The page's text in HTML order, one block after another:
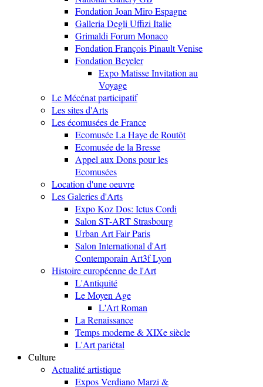
Fondation Joan Miro Espagne
Galleria Degli Uffizi Italie
Grimaldi Forum Monaco
Fondation François Pinault Venise
Fondation Beyeler
Expo Matisse Invitation au
Voyage
Le Mécénat participatif
Les sites d'Arts
Les écomusées de France
Ecomusée La Haye de Routôt
Ecomusée de la Bresse
Appel aux Dons pour les
Ecomusées
Location d'une oeuvre
Les Galeries d'Arts
Expo Koz Dos: Ictus Cordi
Salon ST-ART Strasbourg
Urban Art Fair Paris
Salon International d'Art
Contemporain Art3f Lyon
Histoire européenne de l'Art
L'Antiquité
Le Moyen Age
L'Art Roman
La Renaissance
Temps moderne & XIXe siècle
L'Art pariétal
Culture
Actualité artistique
Expos Verdiano Marzi &